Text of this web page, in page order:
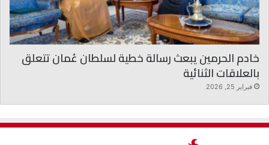
خادم الحرمين يبعث رسالة خطية لسلطان عُمان تتعلق
بالعلاقات الثنائية
فبراير 25, 2026